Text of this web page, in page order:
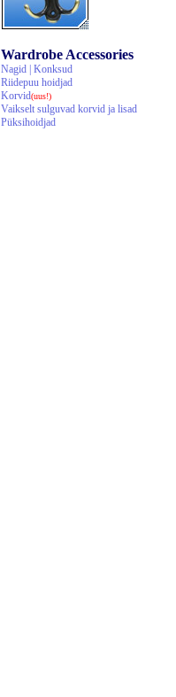
Wardrobe Accessories
Nagid | Konksud
Riidepuu hoidjad
Korvid(uus!)
Vaikselt sulguvad korvid ja lisad
Püksihoidjad